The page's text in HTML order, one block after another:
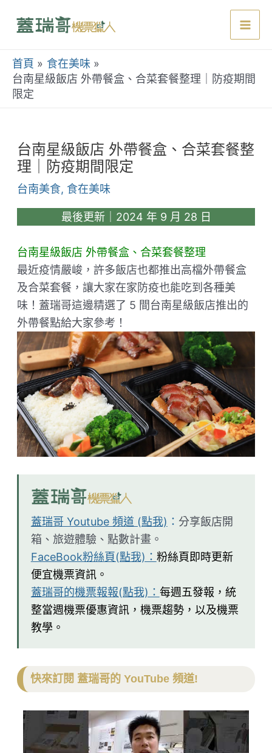
首頁
食在美味
台南星級飯店 外帶餐盒、合菜套餐整理｜防疫期間
限定
台南星級飯店 外帶餐盒、合菜套餐整
理｜防疫期間限定
台南美食, 食在美味
最後更新｜2024 年 9 月 28 日
台南星級飯店 外帶餐盒、合菜套餐整理
最近疫情嚴峻，許多飯店也都推出高檔外帶餐盒
及合菜套餐，讓大家在家防疫也能吃到各種美
味！蓋瑞哥這邊精選了 5 間台南星級飯店推出的
外帶餐點給大家參考！
蓋瑞哥 Youtube 頻道 (點我) ： 分享飯店開
箱、旅遊體驗、點數計畫。
FaceBook粉絲頁(點我)： 粉絲頁即時更新
便宜機票資訊。
蓋瑞哥的機票報報(點我)： 每週五發報，統
整當週機票優惠資訊，機票趨勢，以及機票
教學。
快來訂閱 蓋瑞哥的 YouTube 頻道!